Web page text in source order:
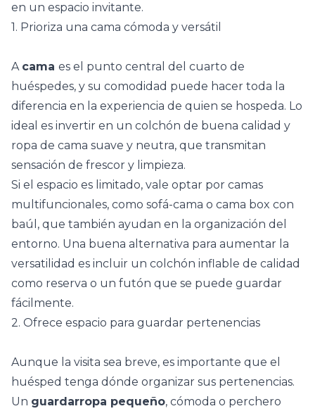
en un espacio invitante.
1. Prioriza una cama cómoda y versátil
A cama es el punto central del cuarto de
huéspedes, y su comodidad puede hacer toda la
diferencia en la experiencia de quien se hospeda. Lo
ideal es invertir en un colchón de buena calidad y
ropa de cama suave y neutra, que transmitan
sensación de frescor y limpieza.
Si el espacio es limitado, vale optar por camas
multifuncionales, como sofá-cama o cama box con
baúl, que también ayudan en la organización del
entorno. Una buena alternativa para aumentar la
versatilidad es incluir un colchón inflable de calidad
como reserva o un futón que se puede guardar
fácilmente.
2. Ofrece espacio para guardar pertenencias
Aunque la visita sea breve, es importante que el
huésped tenga dónde organizar sus pertenencias.
Un guardarropa pequeño, cómoda o perchero